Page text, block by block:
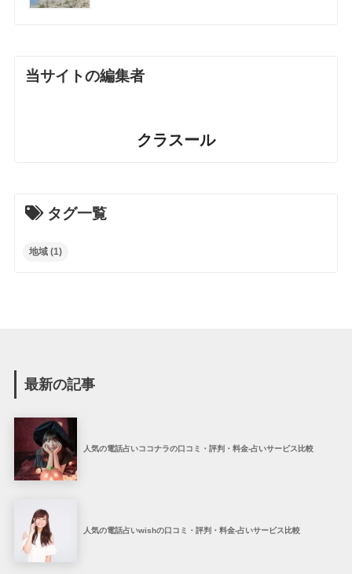
当サイトの編集者
クラスール
タグ一覧
地域(1)
最新の記事
人気の電話占いココナラの口コミ・評判・料金-占いサービス比較
人気の電話占いwishの口コミ・評判・料金-占いサービス比較